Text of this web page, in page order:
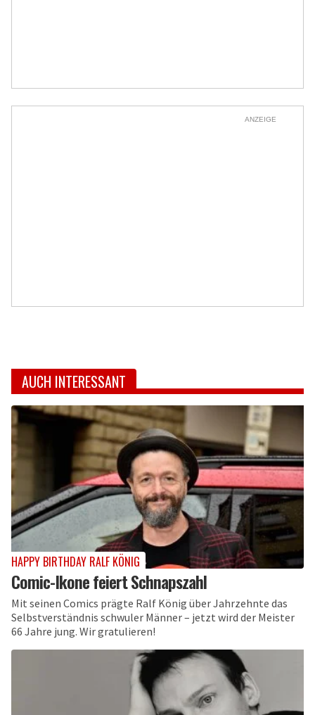
ANZEIGE
AUCH INTERESSANT
HAPPY BIRTHDAY RALF KÖNIG
Comic-Ikone feiert Schnapszahl
Mit seinen Comics prägte Ralf König über Jahrzehnte das
Selbstverständnis schwuler Männer – jetzt wird der Meister
66 Jahre jung. Wir gratulieren!